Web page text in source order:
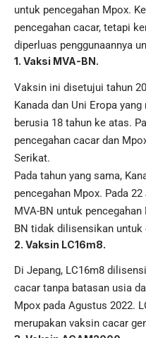
untuk pencegahan Mpox.
pencegahan cacar, tetapi
diperluas penggunaannya
1. Vaksi MVA-BN.
Vaksin ini disetujui tahun
Kanada dan Uni Eropa
berusia 18 tahun ke atas.
pencegahan cacar dan
Serikat.
Pada tahun yang sama,
pencegahan Mpox. Pada
MVA-BN untuk
BN tidak dilisensikan untuk
2. Vaksin LC16m8.
Di Jepang, LC16m8
cacar tanpa batasan usia
Mpox pada Agustus 2022.
merupakan vaksin cacar